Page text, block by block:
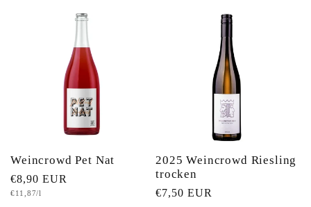
Weincrowd Pet Nat
Normaler
Preis
€8,90 EUR
Grundpreis
€11,87/l
2025 Weincrowd Riesling
trocken
Normaler
€7,50 EUR